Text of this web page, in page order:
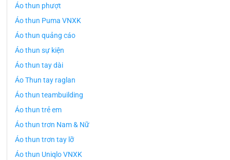
Áo thun phượt
Áo thun Puma VNXK
Áo thun quảng cáo
Áo thun sự kiện
Áo thun tay dài
Áo Thun tay raglan
Áo thun teambuilding
Áo thun trẻ em
Áo thun trơn Nam & Nữ
Áo thun trơn tay lỡ
Áo thun Uniqlo VNXK